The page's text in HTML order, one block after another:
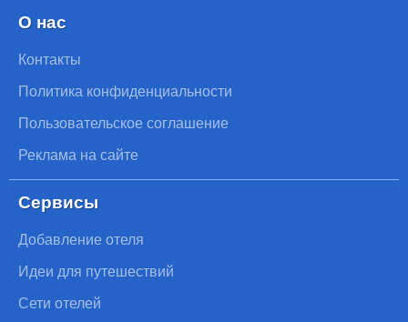
О нас
Контакты
Политика конфиденциальности
Пользовательское соглашение
Реклама на сайте
Сервисы
Добавление отеля
Идеи для путешествий
Сети отелей